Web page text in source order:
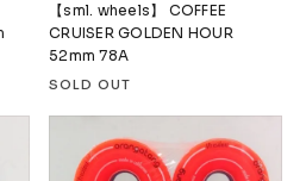
【sml. wheels】 COFFEE
CRUISER GOLDEN HOUR
52mm 78A
SOLD OUT